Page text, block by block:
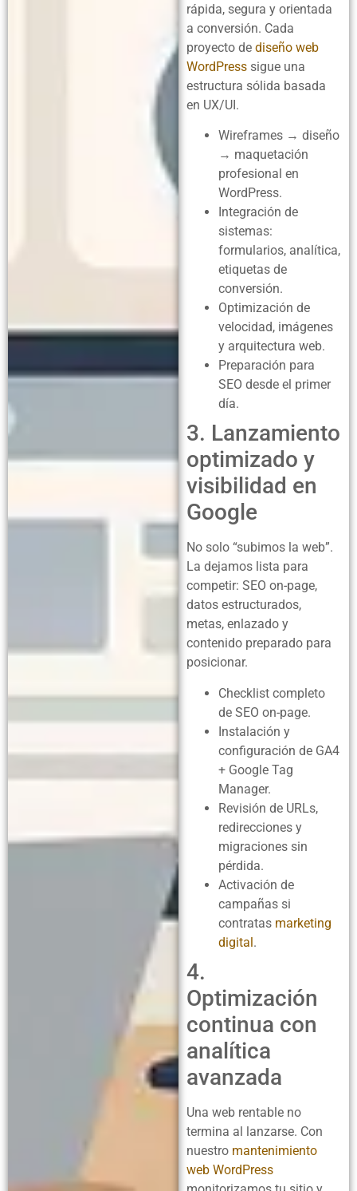
rápida, segura y orientada
a conversión. Cada
proyecto de diseño web
WordPress sigue una
estructura sólida basada
en UX/UI.
Wireframes → diseño
→ maquetación
profesional en
WordPress.
Integración de
sistemas:
formularios, analítica,
etiquetas de
conversión.
Optimización de
velocidad, imágenes
y arquitectura web.
Preparación para
SEO desde el primer
día.
3. Lanzamiento
optimizado y
visibilidad en
Google
No solo “subimos la web”.
La dejamos lista para
competir: SEO on-page,
datos estructurados,
metas, enlazado y
contenido preparado para
posicionar.
Checklist completo
de SEO on-page.
Instalación y
configuración de GA4
+ Google Tag
Manager.
Revisión de URLs,
redirecciones y
migraciones sin
pérdida.
Activación de
campañas si
contratas marketing
digital.
4.
Optimización
continua con
analítica
avanzada
Una web rentable no
termina al lanzarse. Con
nuestro mantenimiento
web WordPress